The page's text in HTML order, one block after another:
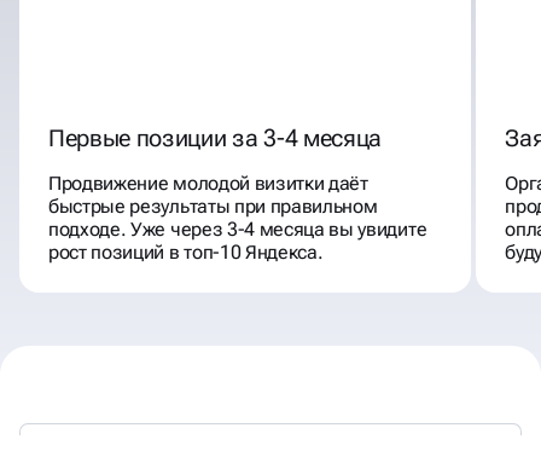
Первые позиции за 3-4 месяца
Продвижение молодой визитки даёт
быстрые результаты при правильном
подходе. Уже через 3-4 месяца вы увидите
рост позиций в топ-10 Яндекса.